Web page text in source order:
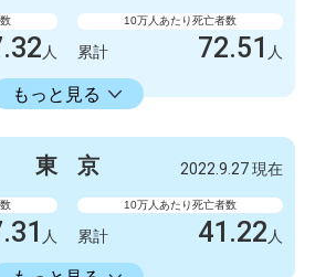
人
10万人あたり死亡者数
累計 72.51 人
もっと見る
人
人 新規
6412
東 京 2022.9.27 現在
人
10万人あたり死亡者数
累計 41.22 人